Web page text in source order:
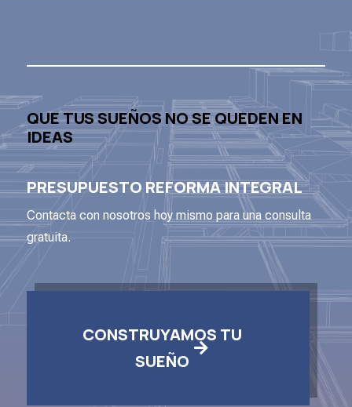
QUE TUS SUEÑOS NO SE QUEDEN EN
IDEAS
PRESUPUESTO REFORMA INTEGRAL
Contacta con nosotros hoy mismo para una consulta
gratuita.
CONSTRUYAMOS TU
SUEÑO